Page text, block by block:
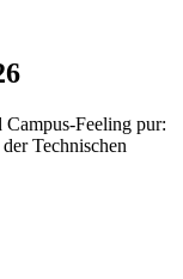
Campus-Feeling pur:
Technischen